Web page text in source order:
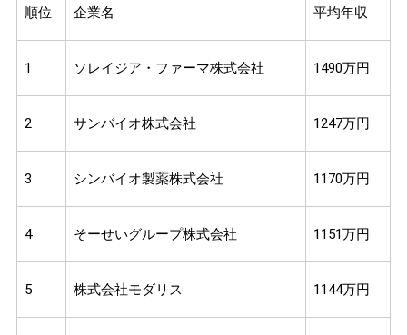
順位 企業名 平均年収
1 ソレイジア・ファーマ株式会社 1490万円
2 サンバイオ株式会社 1247万円
3 シンバイオ製薬株式会社 1170万円
4 そーせいグループ株式会社 1151万円
5 株式会社モダリス 1144万円